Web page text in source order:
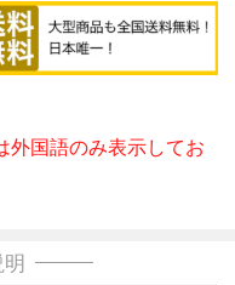
外国語のみ表示してお